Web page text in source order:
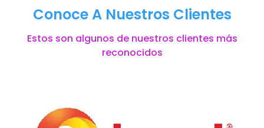
Conoce A Nuestros Clientes
Estos son algunos de nuestros clientes más
reconocidos